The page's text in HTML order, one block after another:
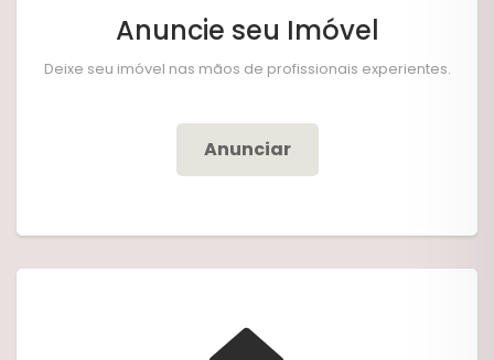
Anuncie seu Imóvel
Deixe seu imóvel nas mãos de profissionais experientes.
Anunciar